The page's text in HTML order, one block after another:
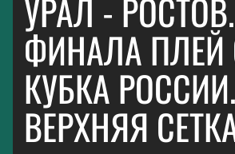
УРАЛ -
ФИНАЛА
КУБКА РОССИИ.
ВЕРХНЯЯ